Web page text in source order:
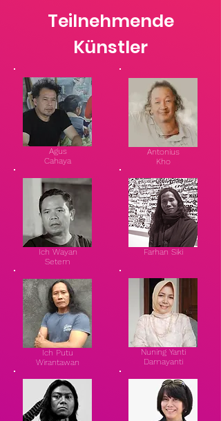
Teilnehmende
Künstler
Agus
Cahaya
Ich Wayan
Setem
Ich Putu
Wirantawan
Antonius
Kho
Farhan Siki
Nuning Yanti
Damayanti